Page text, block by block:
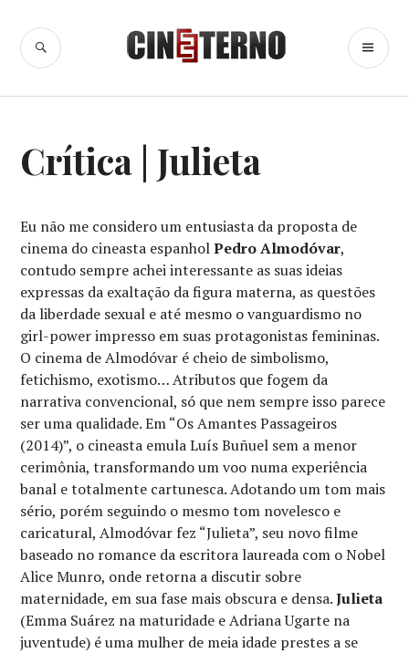
para
conteúdo
Cine Eterno
BUSCA
CRÍTICA
CINEMATOGRÁFICA
Crítica | Julieta
Eu não me considero um entusiasta da proposta de
cinema do cineasta espanholPedro Almodóvar,
contudo sempre achei interessante as suas ideias
expressas da exaltação da figura materna, as questões
da liberdade sexual e até mesmo o vanguardismo no
girl-power impresso em suas protagonistas femininas.
O cinema de Almodóvar é cheio de simbolismo,
fetichismo, exotismo… Atributos que fogem da
narrativa convencional, só que nem sempre isso parece
ser uma qualidade. Em “Os Amantes Passageiros
(2014)”, o cineasta emula Luís Buñuel sem a menor
cerimônia, transformando um voo numa experiência
banal e totalmente cartunesca. Adotando um tom mais
sério, porém seguindo o mesmo tom novelesco e
caricatural, Almodóvar fez “Julieta”, seu novo filme
baseado no romance da escritora laureada com o Nobel
Alice Munro, onde retorna a discutir sobre
maternidade, em sua fase mais obscura e densa.Julieta
(Emma Suárez na maturidade e Adriana Ugarte na
juventude) é uma mulher de meia idade prestes a se